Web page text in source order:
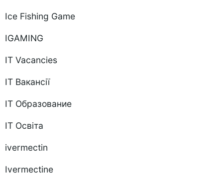
Ice Fishing Game
IGAMING
IT Vacancies
IT Вакансії
IT Образование
IT Освіта
ivermectin
Ivermectine